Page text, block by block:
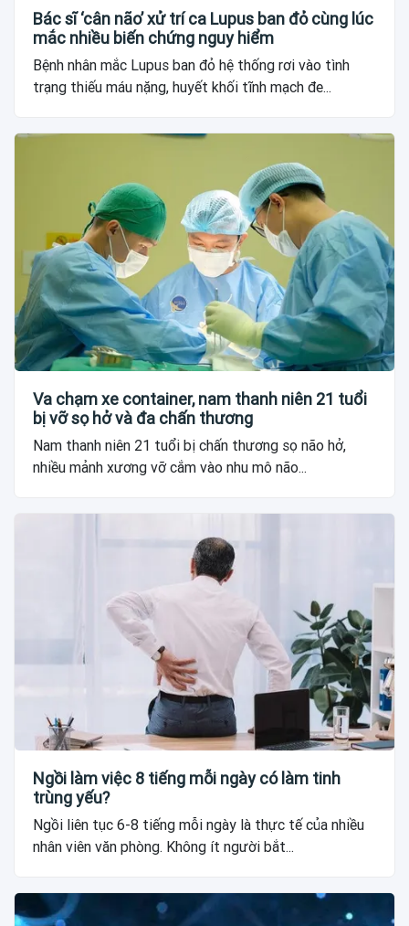
Bác sĩ ‘cân não’ xử trí ca Lupus ban đỏ cùng lúc
mắc nhiều biến chứng nguy hiểm
Bệnh nhân mắc Lupus ban đỏ hệ thống rơi vào tình
trạng thiếu máu nặng, huyết khối tĩnh mạch đe...
Va chạm xe container, nam thanh niên 21 tuổi
bị vỡ sọ hở và đa chấn thương
Nam thanh niên 21 tuổi bị chấn thương sọ não hở,
nhiều mảnh xương vỡ cắm vào nhu mô não...
Ngồi làm việc 8 tiếng mỗi ngày có làm tinh
trùng yếu?
Ngồi liên tục 6-8 tiếng mỗi ngày là thực tế của nhiều
nhân viên văn phòng. Không ít người bắt...